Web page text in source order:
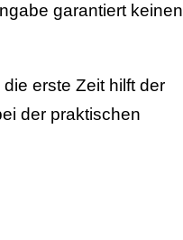
garantiert keinen
erste Zeit hilft der
der praktischen